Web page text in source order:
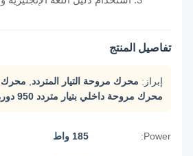
تفاصيل المنتج
محرك مروحة التيار المتردد,محرك
محرك مروحة داخلي بتيار متردد 950 دورة في الدقيقة
Power: